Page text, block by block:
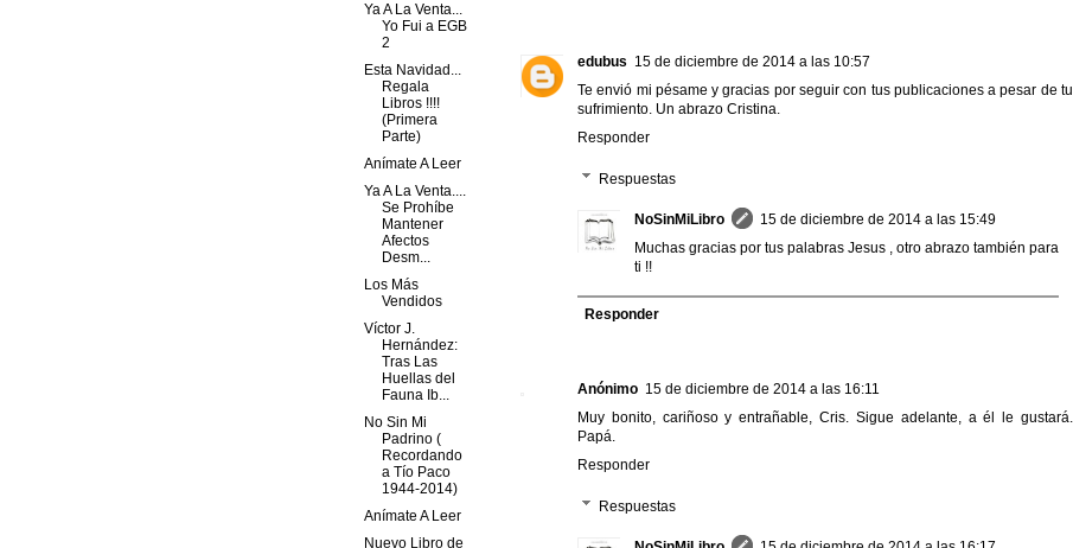
edubus 15 de diciembre de 2014 a las 10:57
Te envió mi pésame y gracias por seguir con tus publicaciones a pesar de tu
sufrimiento. Un abrazo Cristina.
Responder
Respuestas
NoSinMiLibro
15 de diciembre de 2014 a las 15:49
Muchas gracias por tus palabras Jesus , otro abrazo también para
ti !!
Responder
Anónimo 15 de diciembre de 2014 a las 16:11
Muy bonito, cariñoso y entrañable, Cris. Sigue adelante, a él le gustará.
Papá.
Responder
Respuestas
Ya A La Venta...
Yo Fui a EGB
2
Esta Navidad...
Regala
Libros !!!!
(Primera
Parte)
Anímate A Leer
Ya A La Venta....
Se Prohíbe
Mantener
Afectos
Desm...
Los Más
Vendidos
Víctor J.
Hernández:
Tras Las
Huellas del
Fauna Ib...
No Sin Mi
Padrino (
Recordando
a Tío Paco
1944-2014)
Anímate A Leer
Nuevo Libro de